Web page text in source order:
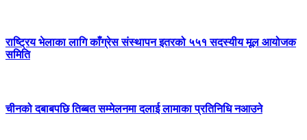
राष्ट्रिय भेलाका लागि काँग्रेस संस्थापन इतरको ५५१ सदस्यीय मूल आयोजक
समिति
चीनको दबाबपछि तिब्बत सम्मेलनमा दलाई लामाका प्रतिनिधि नआउने